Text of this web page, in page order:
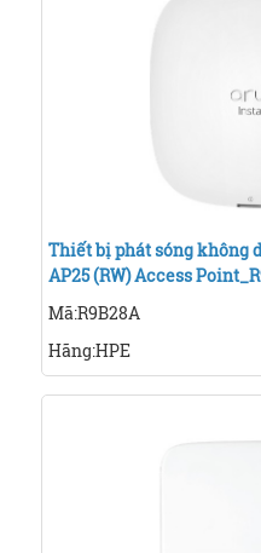
Thiết bị phát sóng không
AP25 (RW) Access
Mã:R9B28A
Hãng:HPE